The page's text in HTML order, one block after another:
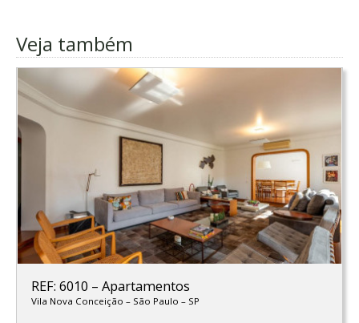
Veja também
REF: 6010 – Apartamentos
Vila Nova Conceição – São Paulo – SP